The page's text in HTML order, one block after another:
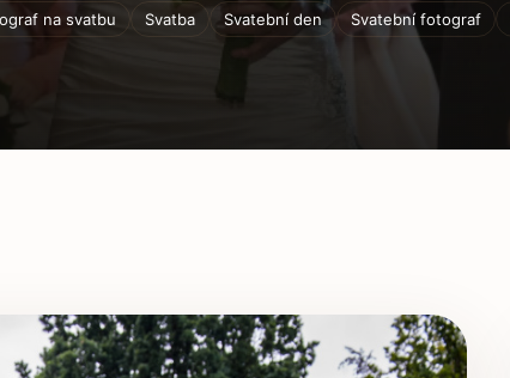
na svatbu Svatba Svatební den Svatební fotograf